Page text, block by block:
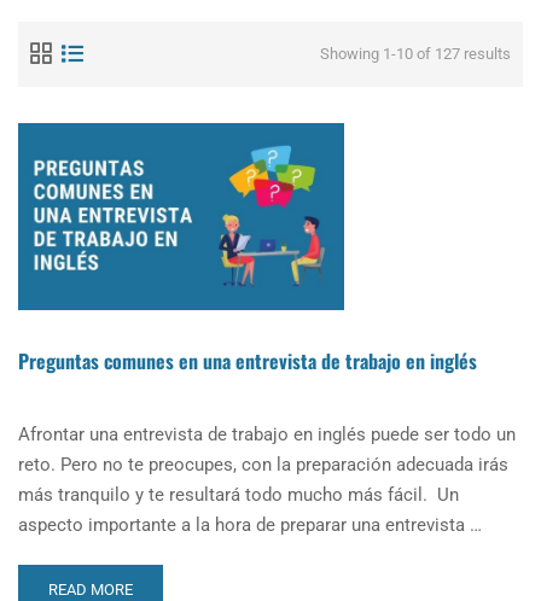
Showing 1-10 of 127 results
Preguntas comunes en una entrevista de trabajo en inglés
Afrontar una entrevista de trabajo en inglés puede ser todo un
reto. Pero no te preocupes, con la preparación adecuada irás
más tranquilo y te resultará todo mucho más fácil. Un
aspecto importante a la hora de preparar una entrevista …
READ
READ MORE